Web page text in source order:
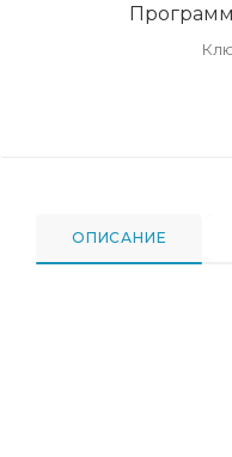
ОПИСАНИЕ